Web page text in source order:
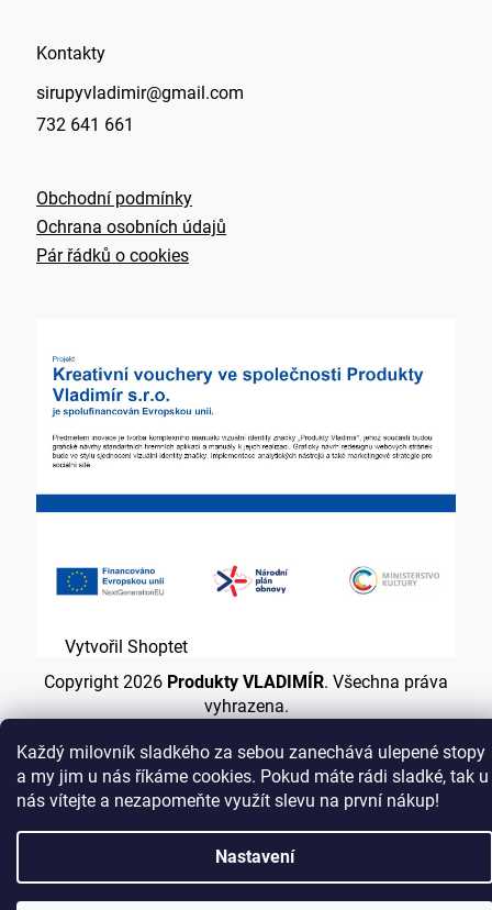
Každý milovník sladkého za sebou zanechává ulepené stopy
a my jim u nás říkáme cookies. Pokud máte rádi sladké, tak u
nás vítejte a nezapomeňte využít slevu na první nákup!
Nastavení
Kontakty
sirupyvladimir@gmail.com
732 641 661
Obchodní podmínky
Ochrana osobních údajů
Pár řádků o cookies
Vytvořil Shoptet
Copyright 2026 Produkty VLADIMÍR. Všechna práva
vyhrazena.